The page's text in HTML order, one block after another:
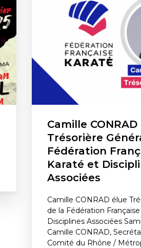
Camille
Trésorière
Fédération
Karaté et
Associées
Camille CONRAD élue
de la Fédération
Disciplines Associées
Camille CONRAD,
Comité du Rhône /